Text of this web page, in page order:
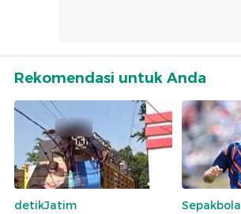
Rekomendasi untuk Anda
detikJatim
Sepakbola